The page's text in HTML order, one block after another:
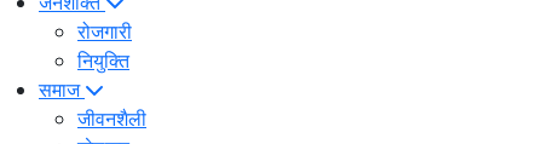
रोजगारी
नियुक्ति
समाज
जीवनशैली